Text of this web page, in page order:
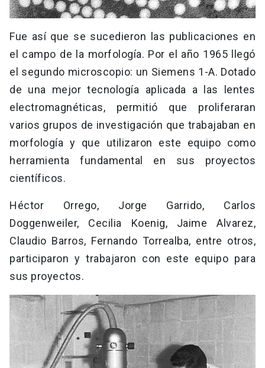
Fue así que se sucedieron las publicaciones en
el campo de la morfología. Por el año 1965 llegó
el segundo microscopio: un Siemens 1-A. Dotado
de una mejor tecnología aplicada a las lentes
electromagnéticas, permitió que proliferaran
varios grupos de investigación que trabajaban en
morfología y que utilizaron este equipo como
herramienta fundamental en sus proyectos
científicos.
Héctor Orrego, Jorge Garrido, Carlos
Doggenweiler, Cecilia Koenig, Jaime Alvarez,
Claudio Barros, Fernando Torrealba, entre otros,
participaron y trabajaron con este equipo para
sus proyectos.